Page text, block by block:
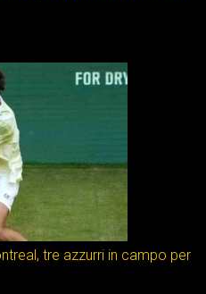
tre azzurri in campo per